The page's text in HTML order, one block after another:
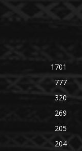
1701
777
320
269
205
204